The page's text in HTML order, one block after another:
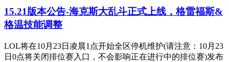
15.21版本公告-海克斯大乱斗正式上线，格雷福斯&
格温技能调整
LOL将在10月23日凌晨1点开始全区停机维护(请注意：10月23
日0点将关闭排位赛入口，不会影响正在进行中的排位赛)发布